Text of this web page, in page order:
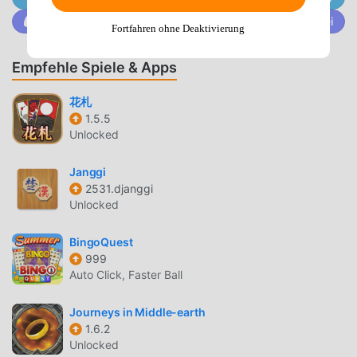
Moddroid-Client herunter, Sie können Gomoku 26 mit
einem Klick herunterladen und installieren. Worauf wartest
du, lade Moddroid herunter und spiele!
EINZIGARTIGES GAMEPLAY
Gomoku Als beliebtes board-Spiel hat ihm sein
einzigartiges Gameplay geholfen, eine große Anzahl von
herkömmlichen board-Spielen müssen Sie in Gomoku nur
das Anfänger-Tutorial durchgehen, sodass Sie ganz
einfach mit dem gesamten Spiel beginnen und die Freude
genießen können, die die klassischen board-Spiele
bringen Gomoku 26. Gleichzeitig hat moddroid speziell
eine Plattform für board-Spieleliebhaber aufgebaut, die es
ganzen Welt zu kommunizieren und zu teilen, worauf Sie
warten, sich moddroid anzuschließen und das zu genießen
board Spiel mit allen globalen Partnern kommen glücklich
Trete @MODDROID.CO auf der Discord-Community bei
Empfehle Spiele & Apps
花札
1.5.5
Unlocked
Janggi
2531.djanggi
Unlocked
BingoQuest
999
Auto Click, Faster Ball
Journeys in Middle-earth
1.6.2
Unlocked
Fortfahren ohne Deaktivierung